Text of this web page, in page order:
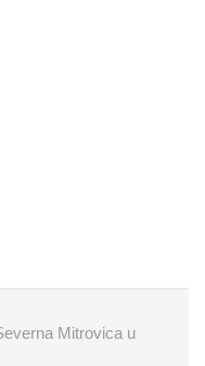
Mitrovica u